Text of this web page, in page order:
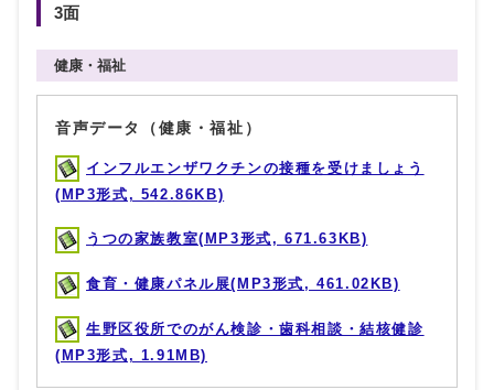
3面
健康・福祉
音声データ（健康・福祉）
インフルエンザワクチンの接種を受けましょう
(MP3形式, 542.86KB)
うつの家族教室(MP3形式, 671.63KB)
食育・健康パネル展(MP3形式, 461.02KB)
生野区役所でのがん検診・歯科相談・結核健診
(MP3形式, 1.91MB)